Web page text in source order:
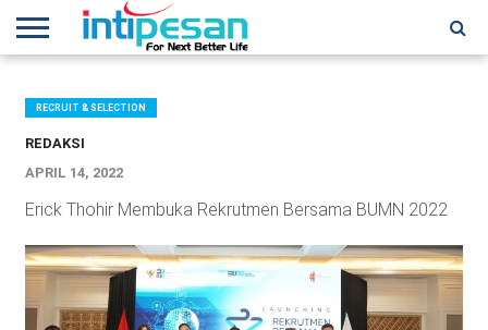
NEWS
CONFERENCES
TRAINING
IPSHOW
EVENT
IP
NETWORK
MORE
RECRUIT & SELECTION
REDAKSI
APRIL 14, 2022
Erick Thohir Membuka Rekrutmen Bersama BUMN 2022